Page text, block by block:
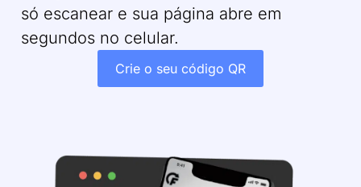
só escanear e sua página abre em
segundos no celular.
Crie o seu código QR